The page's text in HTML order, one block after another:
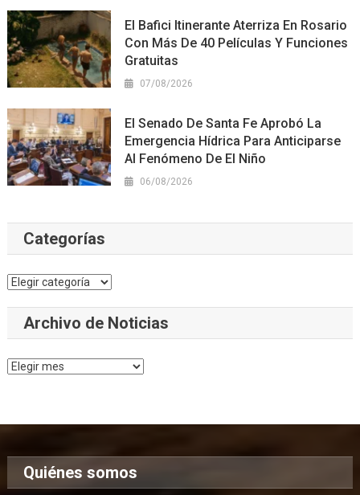
El Bafici Itinerante Aterriza En Rosario
Con Más De 40 Películas Y Funciones
Gratuitas
07/08/2026
El Senado De Santa Fe Aprobó La
Emergencia Hídrica Para Anticiparse
Al Fenómeno De El Niño
06/08/2026
Categorías
Categorías
Archivo de Noticias
Archivo
Quiénes somos